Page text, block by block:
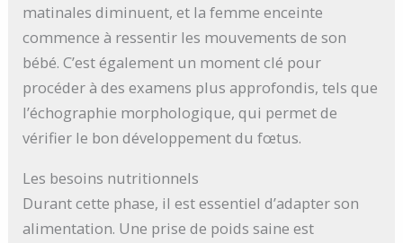
matinales diminuent, et la femme enceinte
commence à ressentir les mouvements de son
bébé. C’est également un moment clé pour
procéder à des examens plus approfondis, tels que
l’échographie morphologique, qui permet de
vérifier le bon développement du fœtus.
Les besoins nutritionnels
Durant cette phase, il est essentiel d’adapter son
alimentation. Une prise de poids saine est